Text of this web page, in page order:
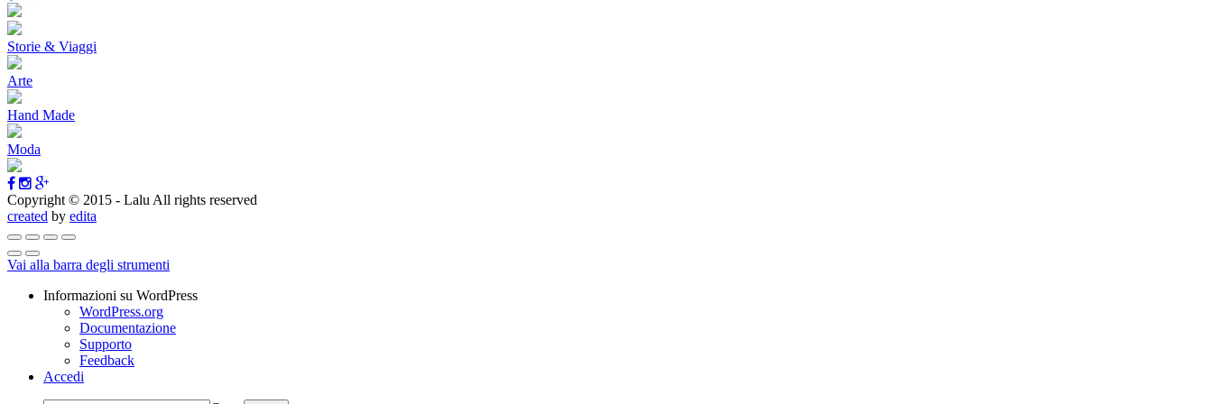
Storie & Viaggi
Arte
Hand Made
Moda
Copyright © 2015 - Lalu All rights reserved
created by edita
Vai alla barra degli strumenti
Informazioni su WordPress
WordPress.org
Documentazione
Supporto
Feedback
Accedi